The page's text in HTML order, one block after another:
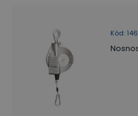
Kód: